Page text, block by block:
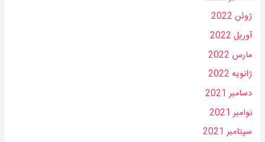
ژوئن 2022
آوریل 2022
مارس 2022
ژانویه 2022
دسامبر 2021
نوامبر 2021
سپتامبر 2021